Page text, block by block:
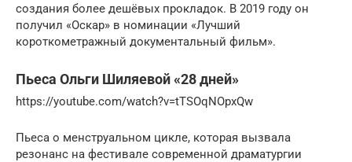
создания более дешёвых прокладок. В 2019 году он
получил «Оскар» в номинации «Лучший
короткометражный документальный фильм».
Пьеса Ольги Шиляевой «28 дней»
https://youtube.com/watch?v=tTSOqNOpxQw
Пьеса о менструальном цикле, которая вызвала
резонанс на фестивале современной драматургии